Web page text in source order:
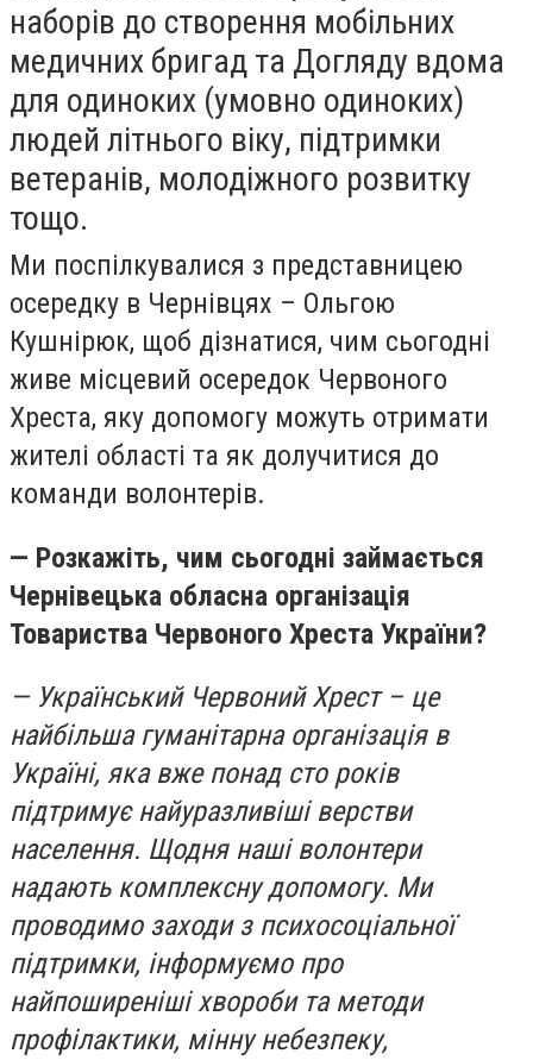
наборів до створення мобільних
медичних бригад та Догляду вдома
для одиноких (умовно одиноких)
людей літнього віку, підтримки
ветеранів, молодіжного розвитку
тощо.
Ми поспілкувалися з представницею
осередку в Чернівцях – Ольгою
Кушнірюк, щоб дізнатися, чим сьогодні
живе місцевий осередок Червоного
Хреста, яку допомогу можуть отримати
жителі області та як долучитися до
команди волонтерів.
— Розкажіть, чим сьогодні займається
Чернівецька обласна організація
Товариства Червоного Хреста України?
— Український Червоний Хрест – це
найбільша гуманітарна організація в
Україні, яка вже понад сто років
підтримує найуразливіші верстви
населення. Щодня наші волонтери
надають комплексну допомогу. Ми
проводимо заходи з психосоціальної
підтримки, інформуємо про
найпоширеніші хвороби та методи
профілактики, мінну небезпеку,